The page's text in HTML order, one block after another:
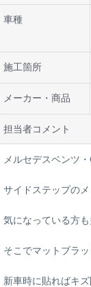
車種
施工箇所
メーカー・商品
担当者コメント
メルセデスベンツ
サイドステップの
気になっている方も
そこでマットブラ
新車時に貼ればキ